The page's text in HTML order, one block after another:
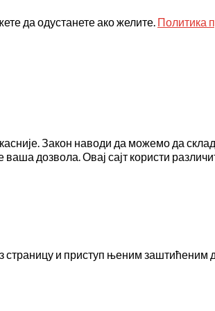
да одустанете ако желите. Политика
Закон наводи да можемо да
дозвола. Овај сајт користи
страницу и приступ њеним заштићеним